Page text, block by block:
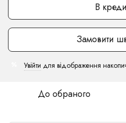
В
Замовити
Увійти для відображення
До обраного